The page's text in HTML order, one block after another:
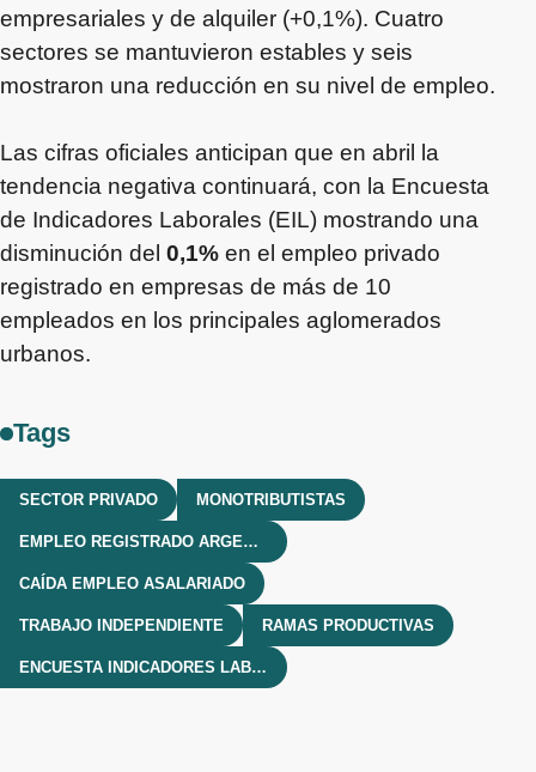
empresariales y de alquiler (+0,1%). Cuatro
sectores se mantuvieron estables y seis
mostraron una reducción en su nivel de empleo.
Las cifras oficiales anticipan que en abril la
tendencia negativa continuará, con la Encuesta
de Indicadores Laborales (EIL) mostrando una
disminución del 0,1% en el empleo privado
registrado en empresas de más de 10
empleados en los principales aglomerados
urbanos.
Tags
SECTOR PRIVADO MONOTRIBUTISTAS
EMPLEO REGISTRADO ARGENTINA
CAÍDA EMPLEO ASALARIADO
TRABAJO INDEPENDIENTE RAMAS PRODUCTIVAS
ENCUESTA INDICADORES LABORALES